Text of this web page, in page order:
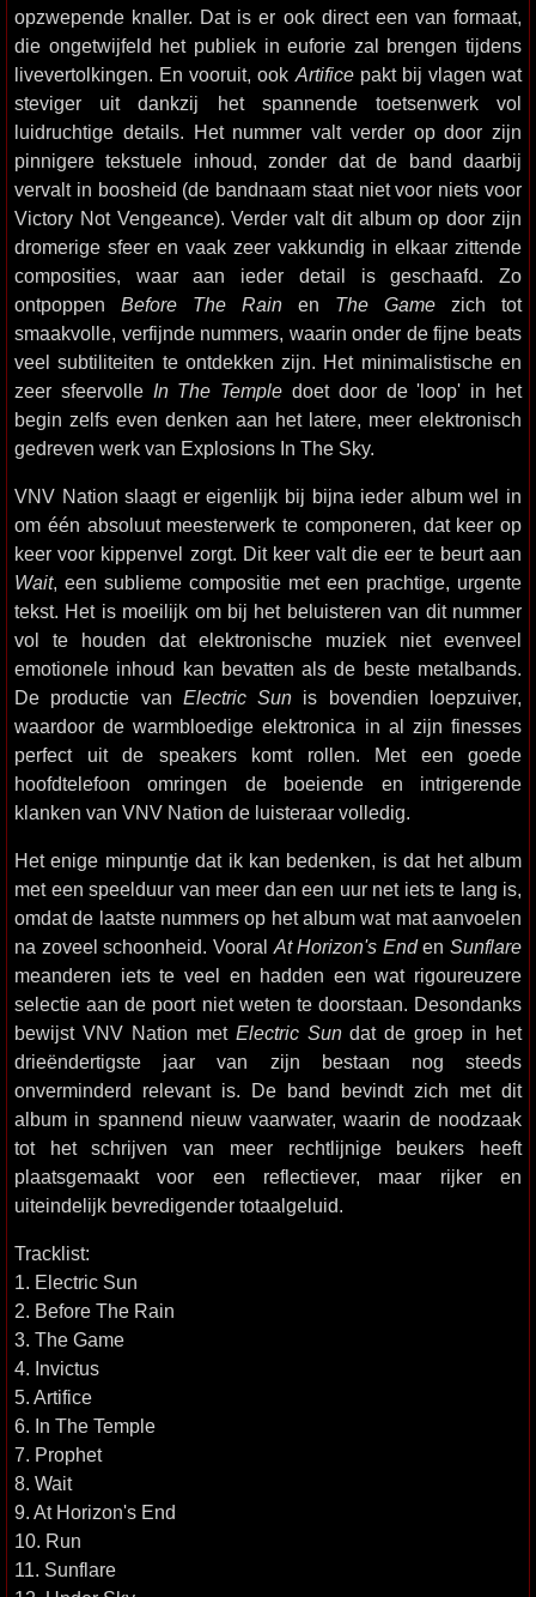
opzwepende knaller. Dat is er ook direct een van formaat,
die ongetwijfeld het publiek in euforie zal brengen tijdens
livevertolkingen. En vooruit, ook Artificepakt bij vlagen wat
steviger uit dankzij het spannende toetsenwerk vol
luidruchtige details. Het nummer valt verder op door zijn
pinnigere tekstuele inhoud, zonder dat de band daarbij
vervalt in boosheid (de bandnaam staat niet voor niets voor
Victory Not Vengeance). Verder valt dit album op door zijn
dromerige sfeer en vaak zeer vakkundig in elkaar zittende
composities, waar aan ieder detail is geschaafd. Zo
ontpoppen Before The Rain en The Game zich tot
smaakvolle, verfijnde nummers, waarin onder de fijne beats
veel subtiliteiten te ontdekken zijn. Het minimalistische en
zeer sfeervolle In The Temple doet door de 'loop' in het
begin zelfs even denken aan het latere, meer elektronisch
gedreven werk van Explosions In The Sky.
VNV Nation slaagt er eigenlijk bij bijna ieder album wel in
om één absoluut meesterwerk te componeren, dat keer op
keer voor kippenvel zorgt. Dit keer valt die eer te beurt aan
Wait, een sublieme compositie met een prachtige, urgente
tekst. Het is moeilijk om bij het beluisteren van dit nummer
vol te houden dat elektronische muziek niet evenveel
emotionele inhoud kan bevatten als de beste metalbands.
De productie van Electric Sun is bovendien loepzuiver,
waardoor de warmbloedige elektronica in al zijn finesses
perfect uit de speakers komt rollen. Met een goede
hoofdtelefoon omringen de boeiende en intrigerende
klanken van VNV Nation de luisteraar volledig.
Het enige minpuntje dat ik kan bedenken, is dat het album
met een speelduur van meer dan een uur net iets te lang is,
omdat de laatste nummers op het album wat mat aanvoelen
na zoveel schoonheid. Vooral At Horizon's Enden Sunflare
meanderen iets te veel en hadden een wat rigoureuzere
selectie aan de poort niet weten te doorstaan. Desondanks
bewijst VNV Nation met Electric Sundat de groep in het
drieëndertigste jaar van zijn bestaan nog steeds
onverminderd relevant is. De band bevindt zich met dit
album in spannend nieuw vaarwater, waarin de noodzaak
tot het schrijven van meer rechtlijnige beukers heeft
plaatsgemaakt voor een reflectiever, maar rijker en
uiteindelijk bevredigender totaalgeluid.
Tracklist:
1. Electric Sun
2. Before The Rain
3. The Game
4. Invictus
5. Artifice
6. In The Temple
7. Prophet
8. Wait
9. At Horizon's End
10. Run
11. Sunflare